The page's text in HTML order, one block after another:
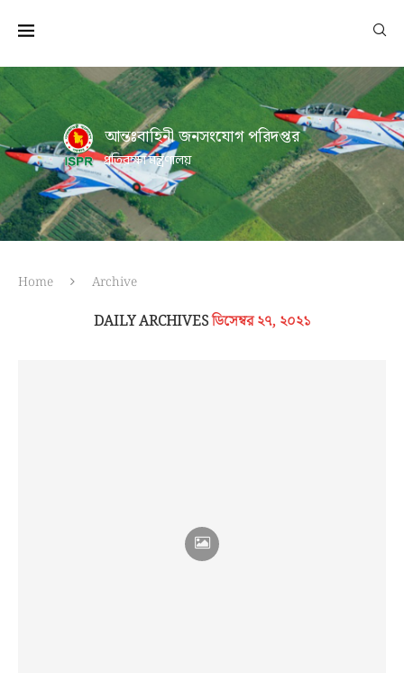
আন্তঃবাহিনী জনসংযোগ পরিদপ্তর
প্রতিরক্ষা মন্ত্রণালয়
Home Archive
DAILY ARCHIVESডিসেম্বর ২৭, ২০২১